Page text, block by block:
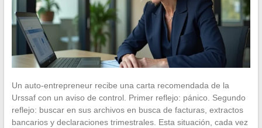
Un auto-entrepreneur recibe una carta recomendada de la
Urssaf con un aviso de control. Primer reflejo: pánico. Segundo
reflejo: buscar en sus archivos en busca de facturas, extractos
bancarios y declaraciones trimestrales. Esta situación, cada vez